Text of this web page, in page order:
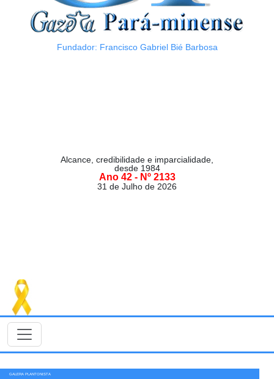
Fundador: Francisco Gabriel Bié Barbosa
Alcance, credibilidade e imparcialidade,
desde 1984
Ano 42 - Nº 2133
31 de Julho de 2026
GALERA PLANTONISTA